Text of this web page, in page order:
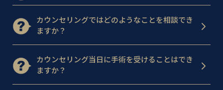
カウンセリングではどのようなことを相談でき
ますか？
カウンセリング当日に手術を受けることはでき
ますか？